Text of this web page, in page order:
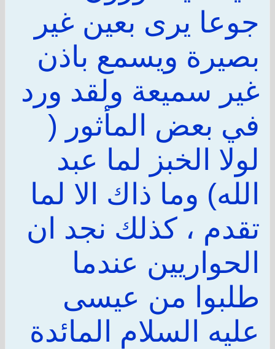
جوعا يرى بعين غير
بصيرة ويسمع باذن
غير سميعة ولقد ورد
في بعض المأثور (
لولا الخبز لما عبد
الله) وما ذاك الا لما
تقدم ، كذلك نجد ان
الحواريين عندما
طلبوا من عيسى
عليه السلام المائدة